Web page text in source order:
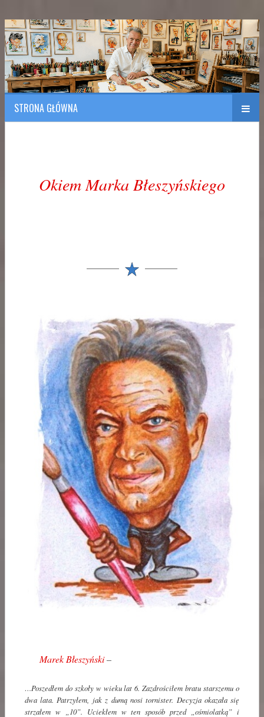
SITK RP Oddział w KRAKOWIE
Polish Association of Engineers & Technicians of Transportation
STRONA GŁÓWNA
Okiem Marka Błeszyńskiego
Marek Błeszyński–
…Poszedłem do szkoły w wieku lat 6. Zazdrościłem bratu starszemu o
dwa lata. Patrzyłem, jak z dumą nosi tornister. Decyzja okazała się
strzałem w „10”. Uciekłem w ten sposób przed „ośmiolatką” i